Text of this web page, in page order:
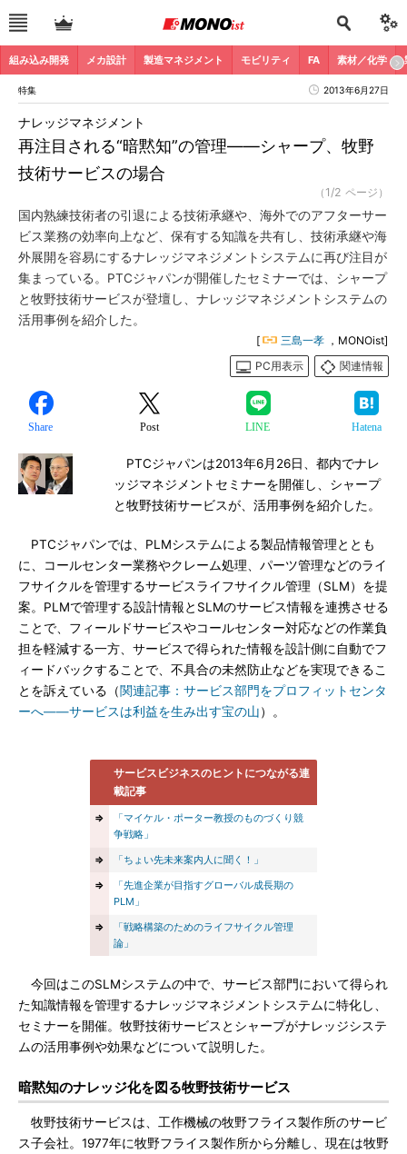
組み込み開発 メカ設計 製造マネジメント モビリティ FA 素材／化学
特集 2013年6月27日
再注目される“暗黙知”の管理――シャープ、牧野
技術サービスの場合
ナレッジマネジメント
（1/2 ページ）
国内熟練技術者の引退による技術承継や、海外でのアフターサー
ビス業務の効率向上など、保有する知識を共有し、技術承継や海
外展開を容易にするナレッジマネジメントシステムに再び注目が
集まっている。PTCジャパンが開催したセミナーでは、シャープ
と牧野技術サービスが登壇し、ナレッジマネジメントシステムの
活用事例を紹介した。
[ 三島一孝 ，MONOist]
PC用表示
関連情報
Share Post LINE Hatena
PTCジャパンは2013年6月26日、都内でナレ
ッジマネジメントセミナーを開催し、シャープ
と牧野技術サービスが、活用事例を紹介した。
PTCジャパンでは、PLMシステムによる製品情報管理ととも
に、コールセンター業務やクレーム処理、パーツ管理などのライ
フサイクルを管理するサービスライフサイクル管理（SLM）を提
案。PLMで管理する設計情報とSLMのサービス情報を連携させる
ことで、フィールドサービスやコールセンター対応などの作業負
担を軽減する一方、サービスで得られた情報を設計側に自動でフ
ィードバックすることで、不具合の未然防止などを実現できるこ
とを訴えている（関連記事：サービス部門をプロフィットセンタ
ーへ――サービスは利益を生み出す宝の山）。
サービスビジネスのヒントにつながる連
載記事
⇒
「マイケル・ポーター教授のものづくり競
争戦略」
⇒
「ちょい先未来案内人に聞く！」
⇒
「先進企業が目指すグローバル成長期の
PLM」
⇒
「戦略構築のためのライフサイクル管理
論」
今回はこのSLMシステムの中で、サービス部門において得られ
た知識情報を管理するナレッジマネジメントシステムに特化し、
セミナーを開催。牧野技術サービスとシャープがナレッジシステ
ムの活用事例や効果などについて説明した。
暗黙知のナレッジ化を図る牧野技術サービス
牧野技術サービスは、工作機械の牧野フライス製作所のサービ
ス子会社。1977年に牧野フライス製作所から分離し、現在は牧野